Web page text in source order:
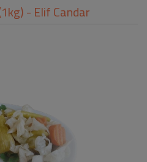
- Elif Candar